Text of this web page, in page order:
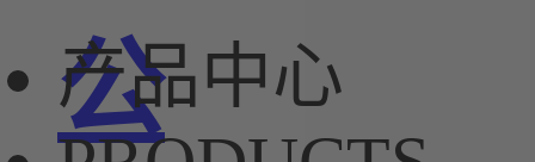
公
产品中心